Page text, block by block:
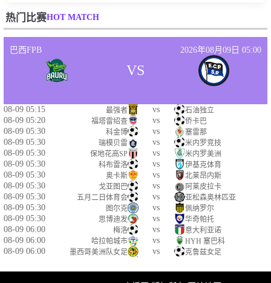
热门比赛HOT MATCH
巴西FPB 2026年08月09日 05:00
VS
08-09 05:15 最强者 vs 石油独立
08-09 05:20 福塔雷绍查 vs 侨卡巴
08-09 05:30 科金博 vs 塞雷那
08-09 05:30 瑞模贝雷 vs 米内罗竞技
08-09 05:30 保地花高SP vs 米内罗美洲
08-09 05:30 科布雷洛 vs 伊基克体育
08-09 05:30 奥卡斯 vs 北莱昂内斯
08-09 05:30 戈亚图巴 vs 阿莱皮拉卡
08-09 05:30 五月二日体育会 vs 亚松森奥林匹亚
08-09 05:30 图尔克 vs 佩纳罗尔
08-09 05:30 思博迪发 vs 华奇帕托
08-09 06:00 梅洛 vs 意大利亚诺
08-09 06:00 哈拉帕城市 vs HYH 塞巴科
08-09 06:00 墨西哥美洲队女足 vs 克鲁兹女足